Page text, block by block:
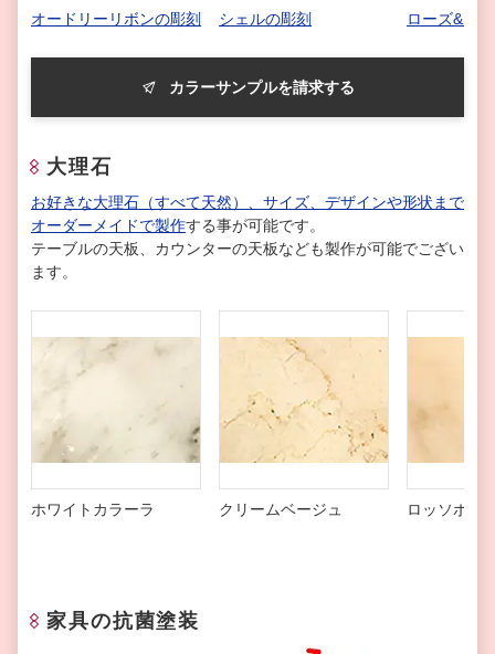
オードリーリボンの彫刻 シェルの彫刻 ローズ&リ
カラーサンプルを請求する
大理石
お好きな大理石（すべて天然）、サイズ、デザインや形状まで
オーダーメイドで製作する事が可能です。
テーブルの天板、カウンターの天板なども製作が可能でござい
ます。
ホワイトカラーラ クリームベージュ ロッソポル
家具の抗菌塗装